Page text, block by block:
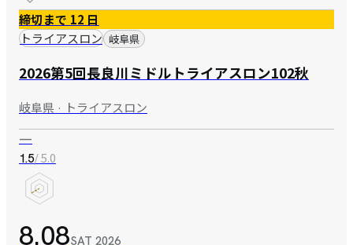
締切まで 12 日
トライアスロン 岐阜県
2026第5回長良川ミドルトライアスロン102秋
岐阜県 · トライアスロン
—
1.5/ 5.0
8.08SAT 2026